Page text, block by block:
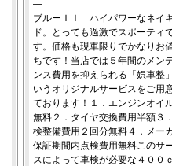
―
ブルーＩＩ ハイパワーなネイ
ド。とっても過激でスポーティ
す。価格も現車限りでかなりお
ちです！当店では５年間のメン
ンス費用を抑えられる「娯車整
いうオリジナルサービスをご用
ております！１．エンジンオイ
無料２．タイヤ交換費用半額３
検整備費用２回分無料４．メー
保証期間内点検費用無料このサ
スによって車検が必要な４００